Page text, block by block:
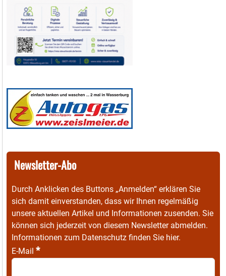
Newsletter-Abo
Durch Anklicken des Buttons „Anmelden“ erklären Sie
sich damit einverstanden, dass wir Ihnen regelmäßig
unsere aktuellen Artikel und Informationen zusenden. Sie
können sich jederzeit von diesem Newsletter abmelden.
Informationen zum Datenschutz finden Sie hier.
E-Mail *